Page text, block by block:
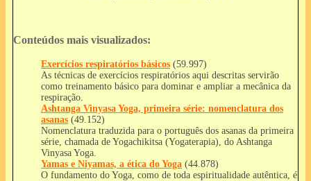
Conteúdos mais visualizados:
Exercícios respiratórios básicos (59.997)
As técnicas de exercícios respiratórios aqui descritas servirão
como treinamento básico para dominar e ampliar a mecânica da
respiração.
Ashtanga Vinyasa Yoga, primeira série: nomenclatura dos
asanas (49.152)
Nomenclatura traduzida para o português dos asanas da primeira
série, chamada de Yogachikitsa (Yogaterapia), do Ashtanga
Vinyasa Yoga.
Yamas e Niyamas, a ética do Yoga (44.878)
O fundamento do Yoga, como de toda espiritualidade autêntica, é